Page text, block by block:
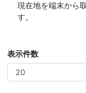
現在地を端末から
す。
表示件数